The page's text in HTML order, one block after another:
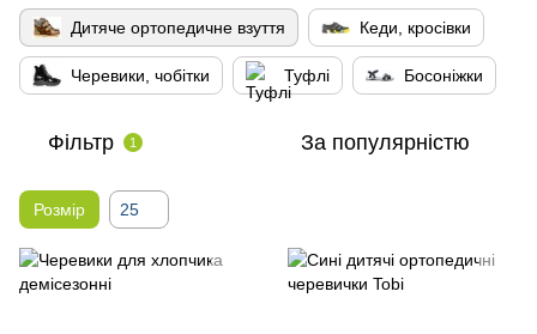
Дитяче ортопедичне взуття Кеди, кросівки
Черевики, чобітки Туфлі Босоніжки
Фільтр 1 За популярністю
Розмір 25